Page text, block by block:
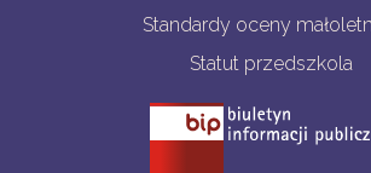
Standardy oceny
Statut przedszkola